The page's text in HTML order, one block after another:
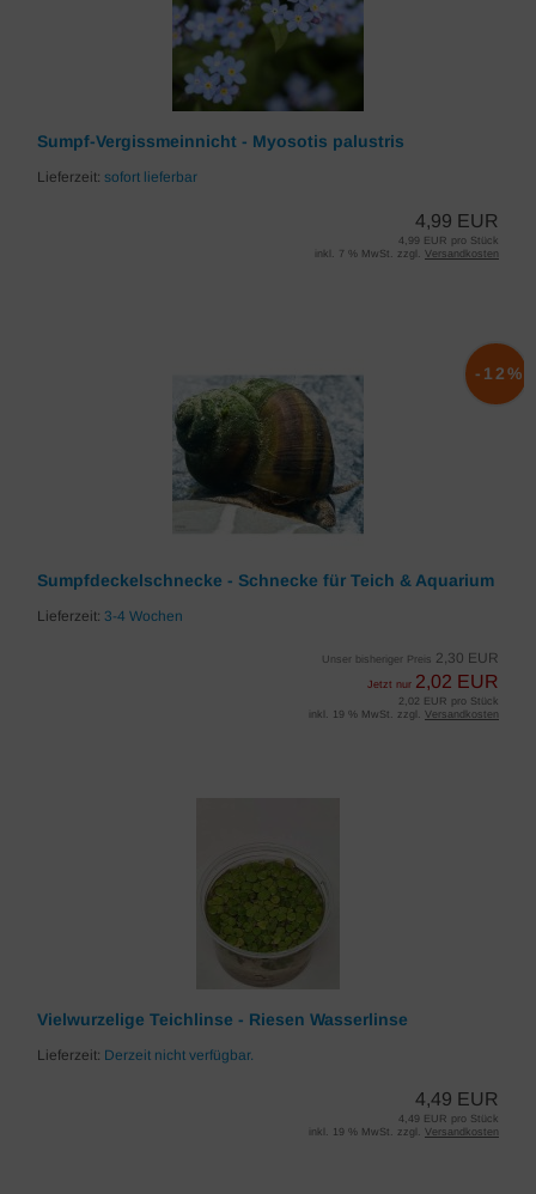
Sumpf-Vergissmeinnicht - Myosotis palustris
Lieferzeit: sofort lieferbar
4,99 EUR
4,99 EUR pro Stück
inkl. 7 % MwSt. zzgl. Versandkosten
Sumpfdeckelschnecke - Schnecke für Teich & Aquarium
Lieferzeit: 3-4 Wochen
Unser bisheriger Preis 2,30 EUR
Jetzt nur 2,02 EUR
-12%
2,02 EUR pro Stück
inkl. 19 % MwSt. zzgl. Versandkosten
Vielwurzelige Teichlinse - Riesen Wasserlinse
Lieferzeit: Derzeit nicht verfügbar.
4,49 EUR
4,49 EUR pro Stück
inkl. 19 % MwSt. zzgl. Versandkosten